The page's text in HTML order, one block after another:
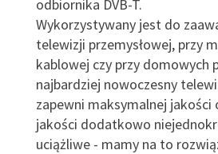
odbiornika DVB-T.
Wykorzystywany jest do
telewizji przemysłowej, przy
kablowej czy przy domowych
najbardziej nowoczesny
zapewni maksymalnej jakości
jakości dodatkowo
uciążliwe - mamy na to